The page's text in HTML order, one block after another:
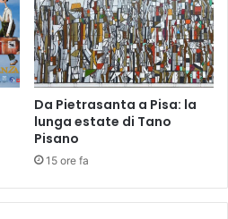
Da Pietrasanta a Pisa: la
lunga estate di Tano
Pisano
15 ore fa